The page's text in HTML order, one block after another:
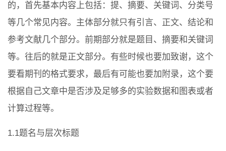
的，首先基本内容上包括：提、摘要、关键词、分类号
等几个常见内容。主体部分就只有引言、正文、结论和
参考文献几个部分。前期部分就是题目、摘要和关键词
等。往后的就是正文部分。有些时候也要加致谢，这个
要看期刊的格式要求，最后有可能也要加附录，这个要
根据自己文章中是否涉及足够多的实验数据和图表或者
计算过程等。
1.1题名与层次标题